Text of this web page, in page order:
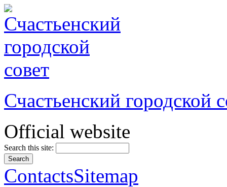
Счастьенский городской
Official website
Search this site:
ContactsSitemap